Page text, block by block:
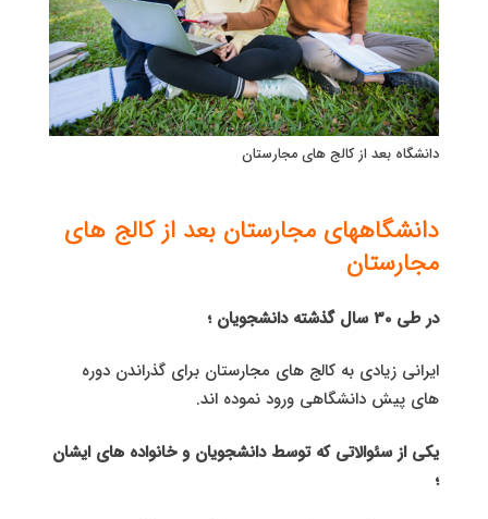
دانشگاه بعد از کالج های مجارستان
دانشگاههای مجارستان بعد از کالج های
مجارستان
در طی 30 سال گذشته دانشجویان ؛
ایرانی زیادی به کالج های مجارستان برای گذراندن دوره
های پیش دانشگاهی ورود نموده اند.
یکی از سئوالاتی که توسط دانشجویان و خانواده های ایشان
؛